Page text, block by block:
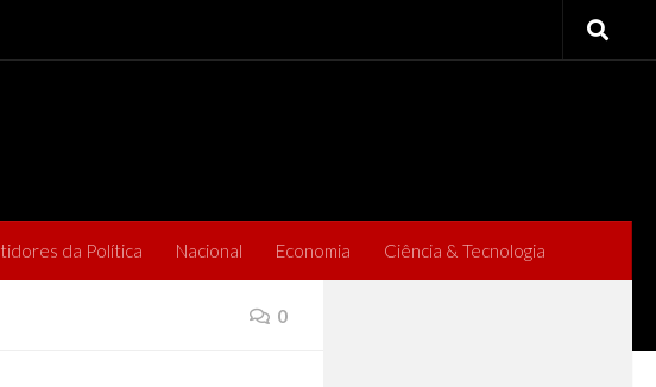
da Política Nacional Economia Ciência & Tecnologia
0